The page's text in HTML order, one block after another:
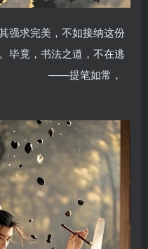
强求完美，不如接纳这份
毕竟，书法之道，不在逃
——提笔如常，